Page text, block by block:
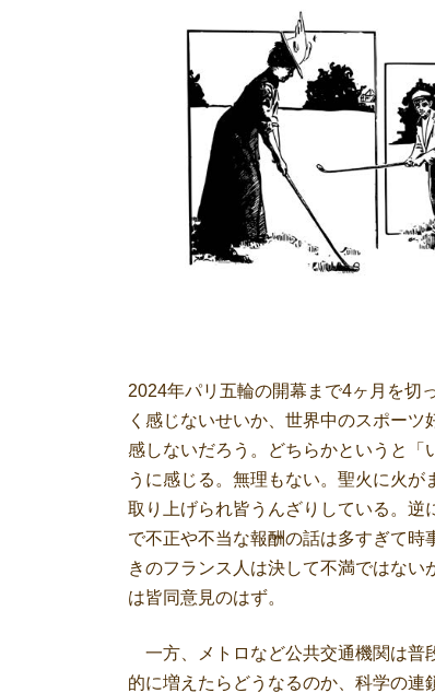
2024年パリ五輪の開幕まで4ヶ月を切
く感じないせいか、世界中のスポー
感しないだろう。どちらかというと「
うに感じる。無理もない。聖火に火
取り上げられ皆うんざりしている。逆
で不正や不当な報酬の話は多すぎて
きのフランス人は決して不満ではな
は皆同意見のはず。
一方、メトロなど公共交通機関は普
的に増えたらどうなるのか、科学の